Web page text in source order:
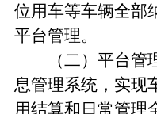
位用车等车辆全部
平台管理。
（二）平台管理
息管理系统，实现
用结算和日常管理